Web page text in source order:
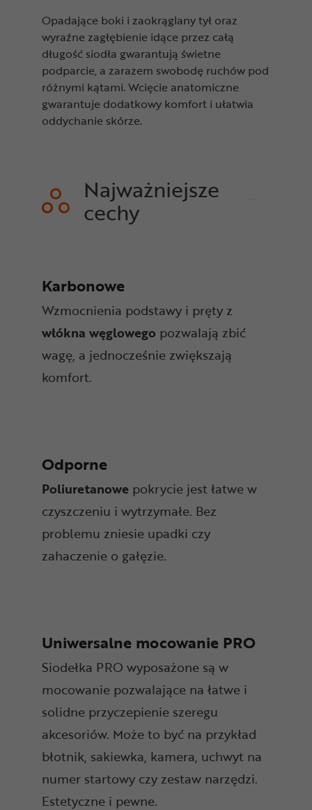
Opadające boki i zaokrąglany tył oraz
wyraźne zagłębienie idące przez całą
długość siodła gwarantują świetne
podparcie, a zarazem swobodę ruchów pod
różnymi kątami. Wcięcie anatomiczne
gwarantuje dodatkowy komfort i ułatwia
oddychanie skórze.
Najważniejsze
cechy
Karbonowe
Wzmocnienia podstawy i pręty z
włókna węglowego pozwalają zbić
wagę, a jednocześnie zwiększają
komfort.
Odporne
Poliuretanowe pokrycie jest łatwe w
czyszczeniu i wytrzymałe. Bez
problemu zniesie upadki czy
zahaczenie o gałęzie.
Uniwersalne mocowanie PRO
Siodełka PRO wyposażone są w
mocowanie pozwalające na łatwe i
solidne przyczepienie szeregu
akcesoriów. Może to być na przykład
błotnik, sakiewka, kamera, uchwyt na
numer startowy czy zestaw narzędzi.
Estetyczne i pewne.